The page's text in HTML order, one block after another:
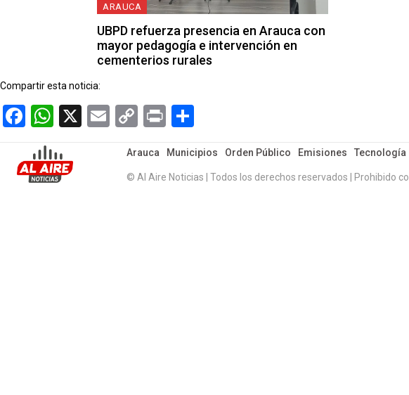
ARAUCA
UBPD refuerza presencia en Arauca con
mayor pedagogía e intervención en
cementerios rurales
Compartir esta noticia:
Facebook
WhatsApp
X EmailCopy
Print
Arauca Municipios Orden Público Emisiones Tecnología
© Al Aire Noticias | Todos los derechos reservados | Prohibido